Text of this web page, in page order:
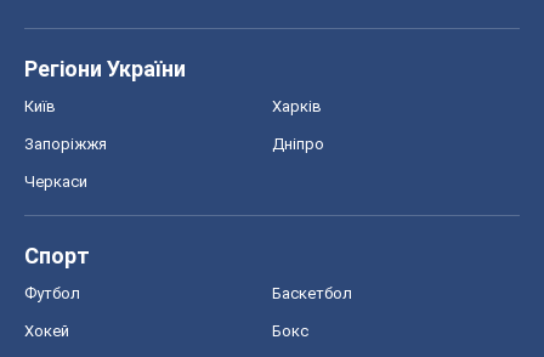
Регіони України
Київ Харків
Запоріжжя Дніпро
Черкаси
Спорт
Футбол Баскетбол
Хокей Бокс